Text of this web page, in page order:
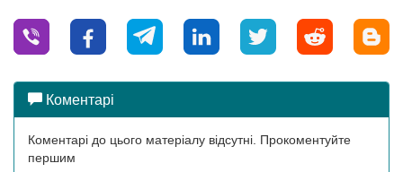
Коментарі
Коментарі до цього матеріалу відсутні. Прокоментуйте
першим